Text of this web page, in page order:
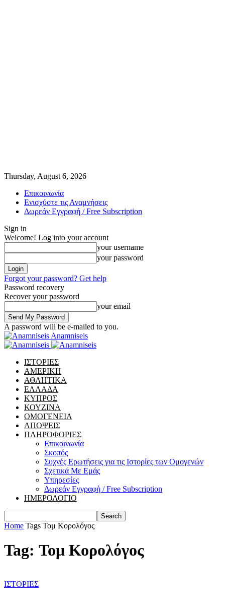
Thursday, August 6, 2026
Επικοινωνία
Ενισχύστε τις Αναμνήσεις
Δωρεάν Εγγραφή / Free Subscription
Sign in
Welcome! Log into your account
your username
your password
Forgot your password? Get help
Password recovery
Recover your password
your email
A password will be e-mailed to you.
Anamniseis
ΙΣΤΟΡΙΕΣ
ΑΜΕΡΙΚΗ
ΑΘΛΗΤΙΚΑ
ΕΛΛΑΔΑ
ΚΥΠΡΟΣ
ΚΟΥΖΙΝΑ
ΟΜΟΓΕΝΕΙΑ
ΑΠΟΨΕΙΣ
ΠΛΗΡΟΦΟΡΙΕΣ
Επικοινωνία
Σκοπός
Συχνές Ερωτήσεις για τις Ιστορίες των Ομογενών
Σχετικά Με Εμάς
Υπηρεσίες
Δωρεάν Εγγραφή / Free Subscription
ΗΜΕΡΟΛΟΓΙΟ
Home Tags Τομ Κορολόγος
Tag: Τομ Κορολόγος
ΙΣΤΟΡΙΕΣ